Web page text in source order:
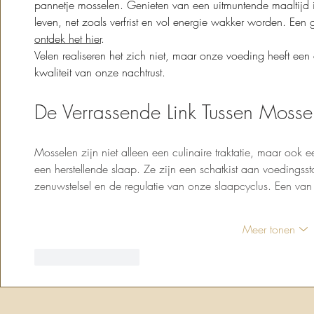
pannetje mosselen. Genieten van een uitmuntende
leven, net zoals verfrist en vol energie wakker worden.
ontdek het hier.
Velen realiseren het zich niet, maar onze voeding heeft
kwaliteit van onze nachtrust.
De Verrassende Link Tussen
Mosselen zijn niet alleen een culinaire traktatie, maar ook
een herstellende slaap. Ze zijn een schatkist aan
zenuwstelsel en de regulatie van onze slaapcyclus. Een
Meer tonen